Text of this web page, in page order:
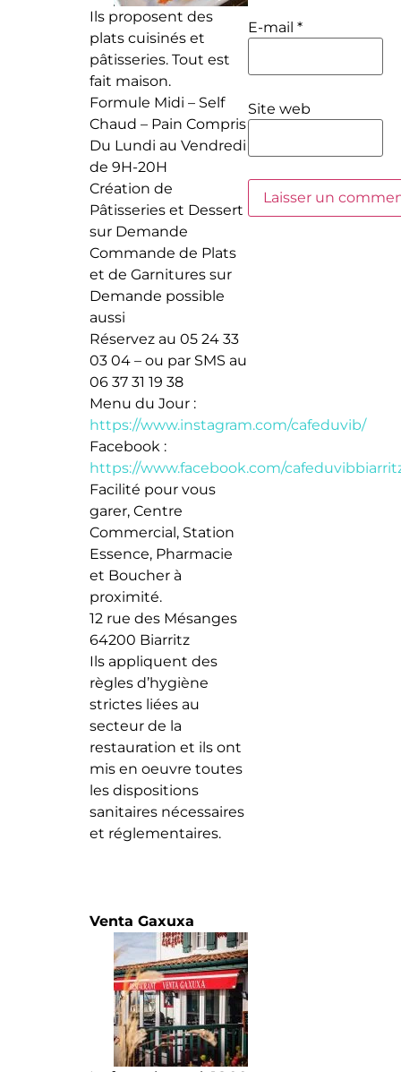
Ils proposent des
plats cuisinés et
pâtisseries. Tout est
fait maison.
Formule Midi – Self
Chaud – Pain Compris
Du Lundi au Vendredi
de 9H-20H
Création de
Pâtisseries et Dessert
sur Demande
Commande de Plats
et de Garnitures sur
Demande possible
aussi
Réservez au 05 24 33
03 04 – ou par SMS au
06 37 31 19 38
Menu du Jour :
https://www.instagram.com/cafeduvib/
Facebook :
https://www.facebook.com/
Facilité pour vous
garer, Centre
Commercial, Station
Essence, Pharmacie
et Boucher à
proximité.
12 rue des Mésanges
64200 Biarritz
Ils appliquent des
règles d’hygiène
strictes liées au
secteur de la
restauration et ils ont
mis en oeuvre toutes
les dispositions
sanitaires nécessaires
et réglementaires.
Venta Gaxuxa
E-mail*
Site web